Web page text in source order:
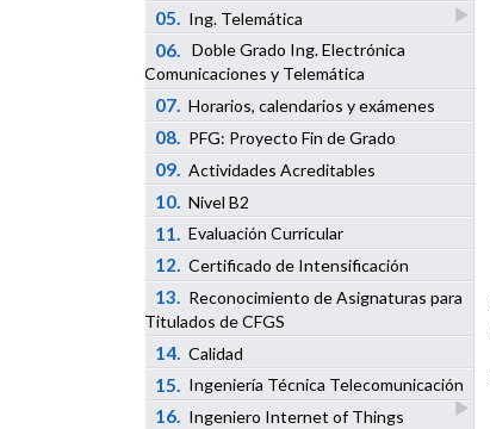
05. Ing. Telemática
06.
Doble Grado Ing. Electrónica
Comunicaciones y Telemática
07. Horarios, calendarios y exámenes
08. PFG: Proyecto Fin de Grado
09. Actividades Acreditables
10. Nivel B2
11. Evaluación Curricular
12. Certificado de Intensificación
13. Reconocimiento de Asignaturas para
Titulados de CFGS
14. Calidad
15. Ingeniería Técnica Telecomunicación
16. Ingeniero Internet of Things